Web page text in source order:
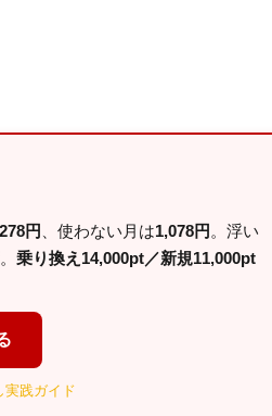
円 、使わない月は1,078円 。浮い
乗り換え14,000pt／新規11,000pt
践ガイド